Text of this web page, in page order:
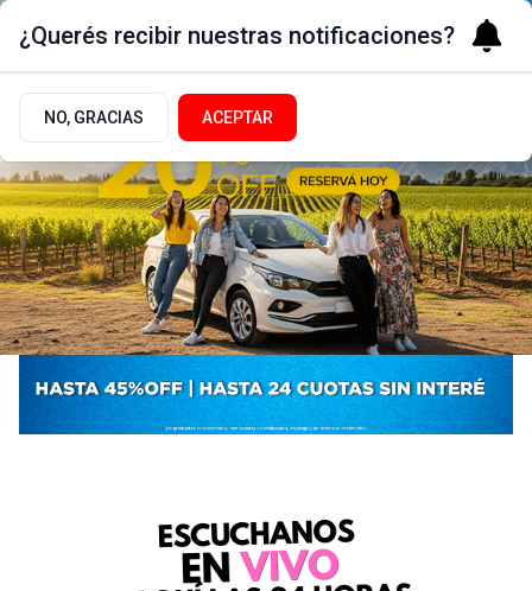
¿Querés recibir nuestras notificaciones?
NO, GRACIAS ACEPTAR